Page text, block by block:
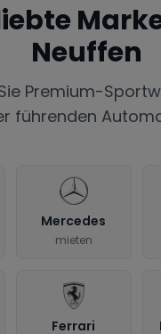
Neuffen
Premium-
führenden
Mercedes
mieten
Ferrari